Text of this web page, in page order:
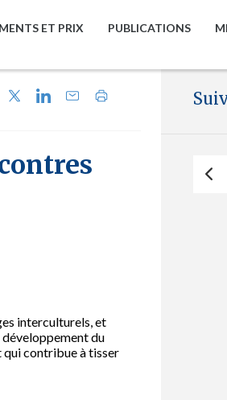
ET PRIX PUBLICATIONS
interculturels, et
du
qui contribue à tisser